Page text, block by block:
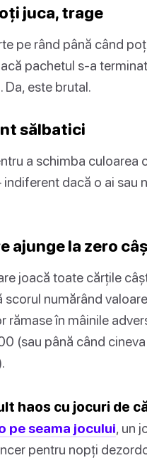
juca, trage
pe rând până când
pachetul s-a
Da, este brutal.
sălbatici
a schimba culoarea
dacă o ai sau
ajunge la zero
joacă toate cărțile
scorul numărând
rămase în mâinile
(sau până când cineva
haos cu jocuri de
pe seama jocului, un
pentru nopți